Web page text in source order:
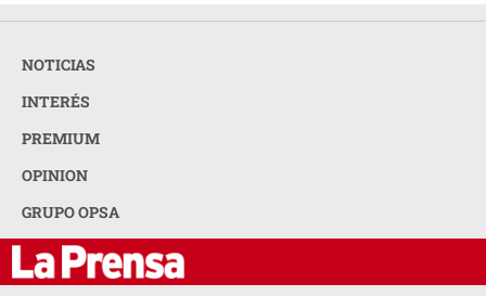
NOTICIAS
INTERÉS
PREMIUM
OPINION
GRUPO OPSA